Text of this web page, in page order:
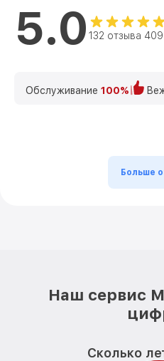
5.0 132 отзыва
Обслуживание 100%
Больше
Наш сервис
Сколько